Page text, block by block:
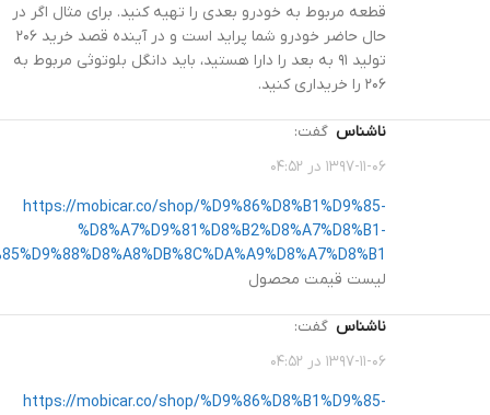
قطعه مربوط به خودرو بعدی را تهیه کنید. برای مثال اگر در
حال حاضر خودرو شما پراید است و در آینده قصد خرید ۲۰۶
تولید ۹۱ به بعد را دارا هستید، باید دانگل بلوتوثی مربوط به
۲۰۶ را خریداری کنید.
ناشناس گفت:
۱۳۹۷-۱۱-۰۶ در ۰۴:۵۲
https://mobicar.co/shop/%D9%86%D8%B1%D9%85-
%D8%A7%D9%81%D8%B2%D8%A7%D8%B1-
لیست قیمت محصول
ناشناس گفت:
۱۳۹۷-۱۱-۰۶ در ۰۴:۵۲
https://mobicar.co/shop/%D9%86%D8%B1%D9%85-